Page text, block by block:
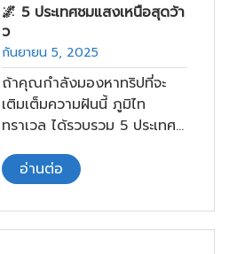
หนึ่งประสบการณ์การท่อง
เที่ยวที่ซ่อนอยู่และน่าหลงใหลไม่
แพ้ใคร นั่นคือการ แช่น้ำพุร้อน
ธรรมชาติ
🌌 5 ประเทศชมแสงเหนือสุดว้า
ว
กันยายน 5, 2025
ถ้าคุณกำลังมองหาทริปที่จะ
เติมเต็มความฝันนี้ ภูมิไท
ทราเวล ได้รวบรวม 5 ประเทศ
บรรยากาศว้าว ที่พักและบริการ
ระดับพรีเมียม พร้อมกิจกรรม
สุดพิเศษ ที่เราตั้งใจเลือกมา
เพื่อให้การเดินทางของคุณ
อ่านต่อ